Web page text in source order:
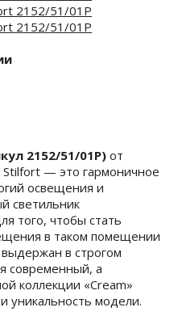
2152/51/01P)от
Stilfort — это гармоничное
освещения и
светильник
того, чтобы стать
в таком помещении
в строгом
современный, а
коллекции «Cream»
уникальность модели.